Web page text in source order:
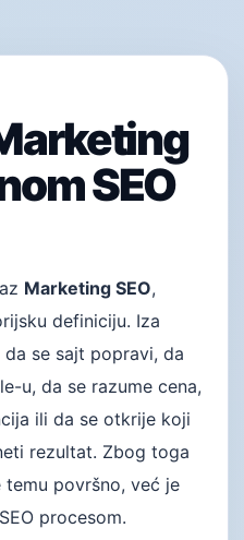
SEO
Marketing SEO,
definiciju. Iza
se sajt popravi, da
u, da se razume cena,
ili da se otkrije koji
rezultat. Zbog toga
površno, već je
procesom.